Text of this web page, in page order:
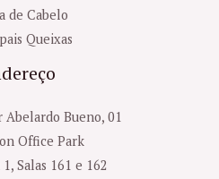
de Cabelo
Queixas
Abelardo Bueno, 01
Office Park
Salas 161 e 162